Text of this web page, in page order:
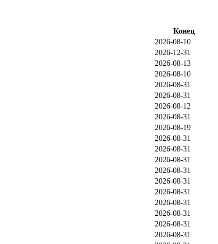
Конец
2026-08-10
2026-12-31
2026-08-13
2026-08-10
2026-08-31
2026-08-31
2026-08-12
2026-08-31
2026-08-19
2026-08-31
2026-08-31
2026-08-31
2026-08-31
2026-08-31
2026-08-31
2026-08-31
2026-08-31
2026-08-31
2026-08-31